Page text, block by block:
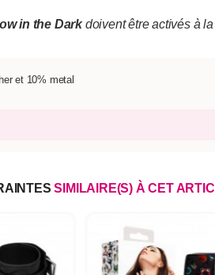
in the Darkdoivent être activés à
et 10% metal
SIMILAIRE(S) À CET